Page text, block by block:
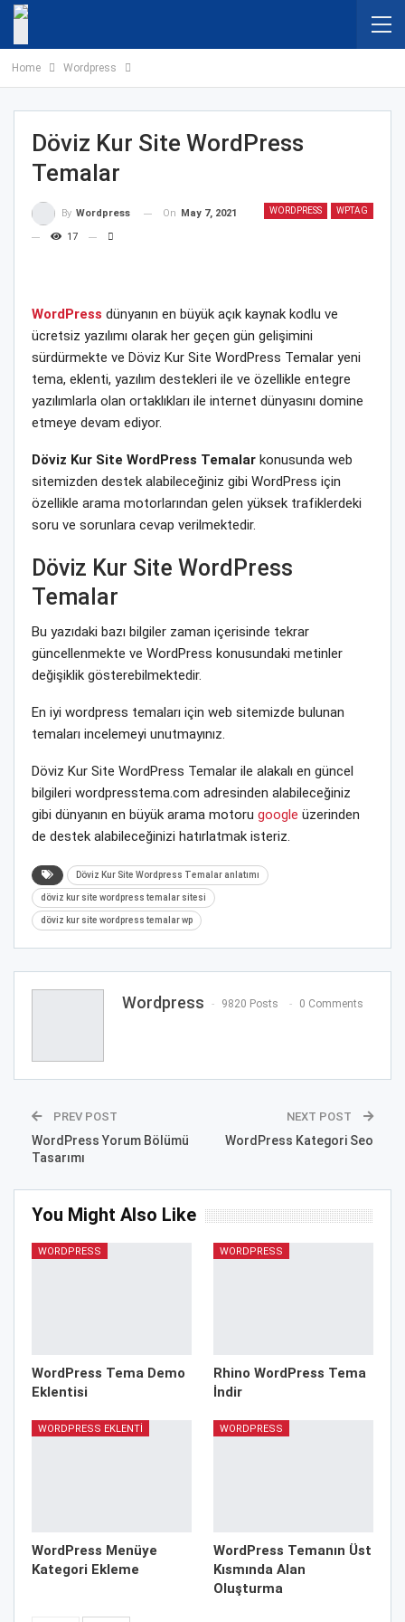
Home Wordpress
Döviz Kur Site WordPress
Temalar
WORDPRESS WPTAG
By Wordpress On May 7, 2021
17
WordPress dünyanın en büyük açık kaynak kodlu ve
ücretsiz yazılımı olarak her geçen gün gelişimini
sürdürmekte ve Döviz Kur Site WordPress Temalar yeni
tema, eklenti, yazılım destekleri ile ve özellikle entegre
yazılımlarla olan ortaklıkları ile internet dünyasını domine
etmeye devam ediyor.
Döviz Kur Site WordPress Temalar konusunda web
sitemizden destek alabileceğiniz gibi WordPress için
özellikle arama motorlarından gelen yüksek trafiklerdeki
soru ve sorunlara cevap verilmektedir.
Döviz Kur Site WordPress
Temalar
Bu yazıdaki bazı bilgiler zaman içerisinde tekrar
güncellenmekte ve WordPress konusundaki metinler
değişiklik gösterebilmektedir.
En iyi wordpress temaları için web sitemizde bulunan
temaları incelemeyi unutmayınız.
Döviz Kur Site WordPress Temalar ile alakalı en güncel
bilgileri wordpresstema.com adresinden alabileceğiniz
gibi dünyanın en büyük arama motoru google üzerinden
de destek alabileceğinizi hatırlatmak isteriz.
Döviz Kur Site Wordpress Temalar anlatımı
döviz kur site wordpress temalar sitesi
döviz kur site wordpress temalar wp
Wordpress 9820 Posts 0 Comments
PREV POST
WordPress Yorum Bölümü
Tasarımı
NEXT POST
WordPress Kategori Seo
You Might Also Like
WORDPRESS
WordPress Tema Demo
Eklentisi
WORDPRESS
Rhino WordPress Tema
İndir
WORDPRESS EKLENTI
WordPress Menüye
Kategori Ekleme
WORDPRESS
WordPress Temanın Üst
Kısmında Alan
Oluşturma